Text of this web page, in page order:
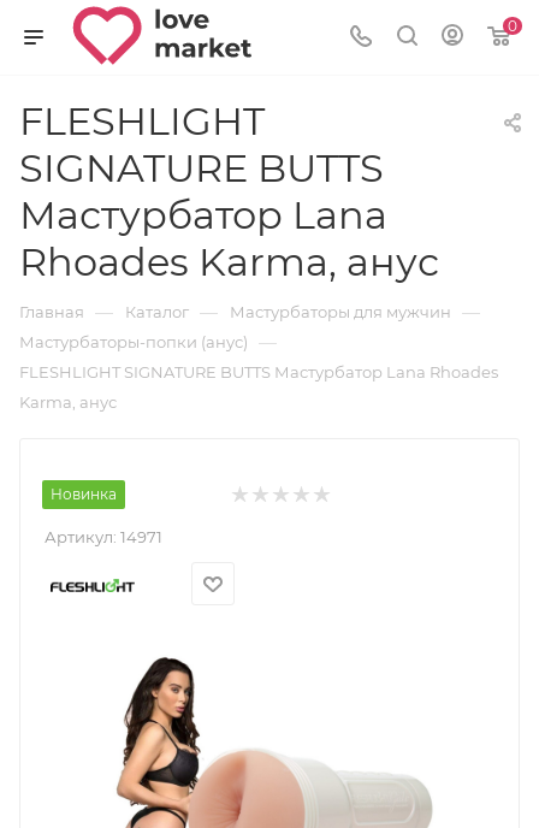
0
FLESHLIGHT
SIGNATURE BUTTS
Мастурбатор Lana
Rhoades Karma, анус
Главная — Каталог — Мастурбаторы для мужчин —
Мастурбаторы-попки (анус) —
FLESHLIGHT SIGNATURE BUTTS Мастурбатор Lana Rhoades
Karma, анус
Новинка
Артикул: 14971